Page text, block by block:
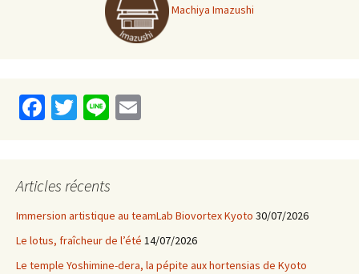
Machiya Imazushi
Fa
o
o
k
T
er
Li
Articles récents
Immersion artistique au teamLab Biovortex Kyoto 30/07/2026
Le lotus, fraîcheur de l’été 14/07/2026
Le temple Yoshimine-dera, la pépite aux hortensias de Kyoto